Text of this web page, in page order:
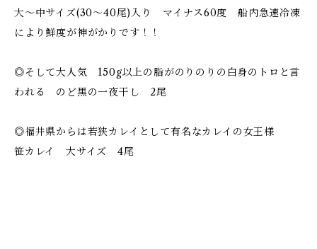
大〜中サイズ(30〜40尾)入り マイナス60度 船内急速冷凍
により鮮度が神がかりです！！
◎そして大人気 150g以上の脂がのりのりの白身のトロと言
われる のど黒の一夜干し 2尾
◎福井県からは若狭カレイとして有名なカレイの女王様
笹カレイ 大サイズ 4尾